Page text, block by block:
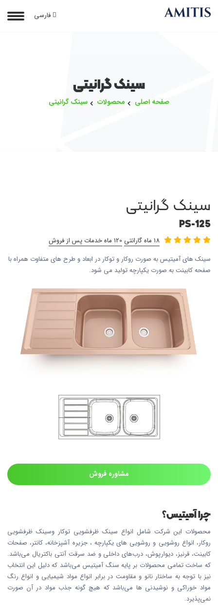
فارسی
سینک گرانیتی
صفحه اصلی محصولات سینک گرانیتی
سینک گرانیتی
PS-125
18 ماه گارانتی
120 ماه خدمات پس از فروش
سینک های آمیتیس به صورت روکار و توکار در ابعاد و طرح های متفاوت همراه با
صفحه کابینت به صورت یکپارچه تولید می شود.
مشاوره فروش
چرا آمیتیس؟
محصولات این شرکت شامل انواع سینک ظرفشویی توکار وسینک ظرفشویی
روکار، انواع روشویی و روشویی های یکپارچه ، جزیره آشپزخانه، کانتر، صفحات
کابینت، قرنیز، دیوارپوش، درب‌های داخلی و ضد سرقت آنتی باکتریال می‌باشد.
که ساخت تمامی محصولات بر پایه سنگ آمیتیس می‌باشد که دلیل این انتخاب
نیز با توجه به ساختار نانو و مقاومت در برابر انواع مواد شیمیایی و انواع رنگ
مواد خوراکی و نوشیدنی ها می‌باشد که هیچ گونه جذب مواد در آن صورت
نمی‌پذیرد.